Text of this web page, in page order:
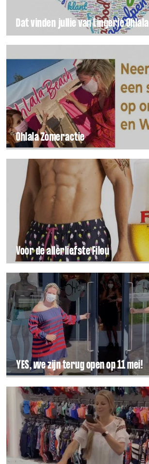
Dat vinden jullie van Lingerie Ohlala
Ohlala Zomeractie
Voor de allerliefste Filou
YES, we zijn terug open op 11 mei!